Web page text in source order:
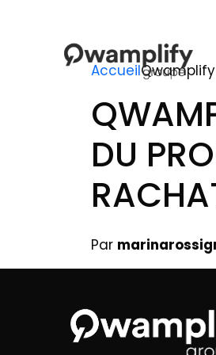
Accueil
DU
Par